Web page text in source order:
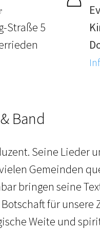
Straße 5
Band
Seine Lieder
Gemeinden
bringen seine
für unsere
Weite und